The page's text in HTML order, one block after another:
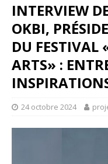
INTERVIEW
OKBI,
DU FESTIVAL
ARTS» :
24 octobre 2024